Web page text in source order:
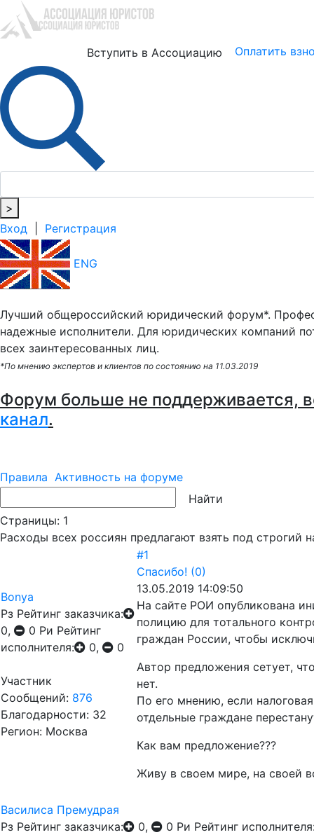
Вступить в Ассоциацию Оплатить
>
Вход
Регистрация
ENG
Лучший общероссийский юридический форум*.
надежные исполнители. Для юридических компаний
всех заинтересованных лиц.
*По мнению экспертов и клиентов по состоянию на 11.03.2019
Форум больше не поддерживается,
канал.
Правила Активность на форуме
Страницы: 1
Расходы всех россиян предлагают взять под строгий
Bonya
Рз Рейтинг заказчика:
0,
0 Ри Рейтинг
исполнителя:
0, 0
Участник
Сообщений: 876
Благодарности: 32
Регион: Москва
#1
Спасибо! (0)
13.05.2019 14:09:50
На сайте РОИ опубликована
полицию для тотального
граждан России, чтобы
Автор предложения сетует,
нет.
По его мнению, если
отдельные граждане
Как вам предложение???
Живу в своем мире, на своей
Василиса Премудрая
Рз Рейтинг заказчика: 0, 0 Ри Рейтинг